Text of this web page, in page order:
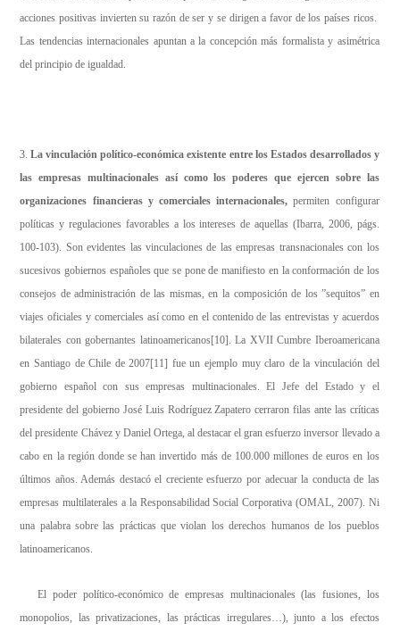
acciones positivas invierten su razón de ser y se dirigen a favor de los países ricos.
Las tendencias internacionales apuntan a la concepción más formalista y asimétrica
del principio de igualdad.
3.La vinculación político-económica existente entre los Estados desarrollados y
las empresas multinacionales así como los poderes que ejercen sobre las
organizaciones financieras y comerciales internacionales, permiten configurar
políticas y regulaciones favorables a los intereses de aquellas (Ibarra, 2006, págs.
100-103). Son evidentes las vinculaciones de las empresas transnacionales con los
sucesivos gobiernos españoles que se pone de manifiesto en la conformación de los
consejos de administración de las mismas, en la composición de los ”sequitos” en
viajes oficiales y comerciales así como en el contenido de las entrevistas y acuerdos
bilaterales con gobernantes latinoamericanos[10] . La XVII Cumbre Iberoamericana
en Santiago de Chile de 2007[11] fue un ejemplo muy claro de la vinculación del
gobierno español con sus empresas multinacionales. El Jefe del Estado y el
presidente del gobierno José Luis Rodríguez Zapatero cerraron filas ante las críticas
del presidente Chávez y Daniel Ortega, al destacar el gran esfuerzo inversor llevado a
cabo en la región donde se han invertido más de 100.000 millones de euros en los
últimos años. Además destacó el creciente esfuerzo por adecuar la conducta de las
empresas multilaterales a la Responsabilidad Social Corporativa (OMAL, 2007). Ni
una palabra sobre las prácticas que violan los derechos humanos de los pueblos
latinoamericanos.
El poder político-económico de empresas multinacionales (las fusiones, los
monopolios, las privatizaciones, las prácticas irregulares…), junto a los efectos